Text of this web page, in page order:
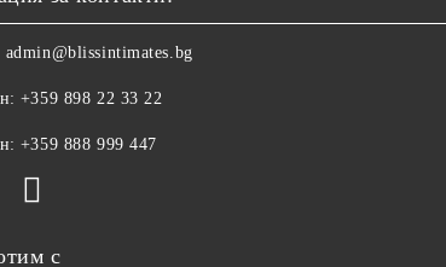
admin@blissintimates.bg
+359 898 22 33 22
+359 888 999 447
с